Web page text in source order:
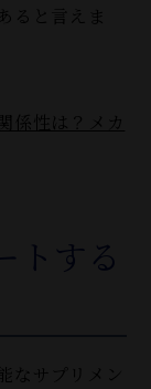
ると言えま
係性は？メカ
トする
サプリメン